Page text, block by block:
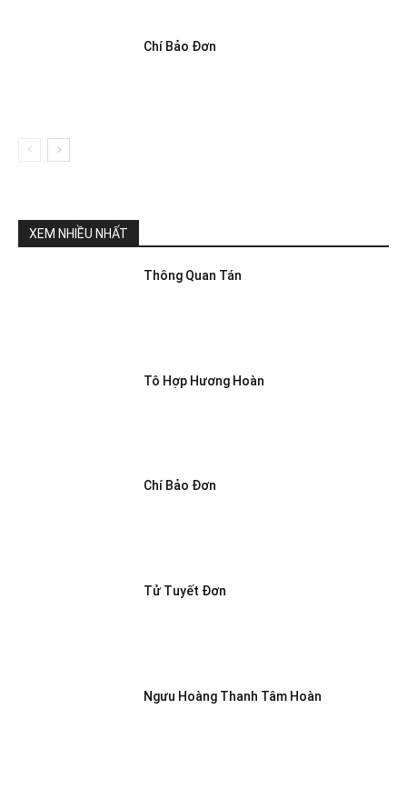
Chí Bảo Đơn
XEM NHIỀU NHẤT
Thông Quan Tán
Tô Hợp Hương Hoàn
Chí Bảo Đơn
Tử Tuyết Đơn
Ngưu Hoàng Thanh Tâm Hoàn